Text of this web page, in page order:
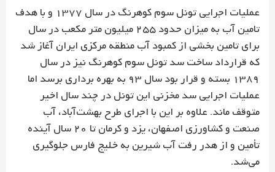
عملیات اجرایی تونل سوم کوهرنگ در سال 1377 و با هدف
تامین آب به میزان حدود 255 میلیون متر مکعب در سال
برای تامین بخشی از کمبود آب منطقه مرکزی ایران آغاز شد
که قرارداد ساخت سد تونل سوم کوهرنگ نیز در سال
1389 بسته و قرار بود سال 93 به بهره برداری برسد اما
عملیات اجرایی سد مخزنی این تونل در چند سال اخیر
متوقف ماند. علاوه بر این با اجرای طرح بهشت‌آباد، آب
صنعت و کشاورزی اصفهان، یزد و کرمان تا 20 سال آینده
تأمین و از هدر رفت آب شیرین به خلیج فارس جلوگیری
می‌شد.